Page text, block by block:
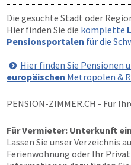
Die gesuchte Stadt oder
Hier finden Sie die komplette
Pensionsportalen für die
Hier finden Sie Pensionen
europäischen Metropolen &
PENSION-ZIMMER.CH - Für
Für Vermieter: Unterkunft
Lassen Sie unser Verzeichnis
Ferienwohnung oder Ihr